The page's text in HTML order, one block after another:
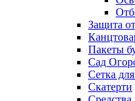
Защита
Пакеты
Сад
Сетка
Скатерти